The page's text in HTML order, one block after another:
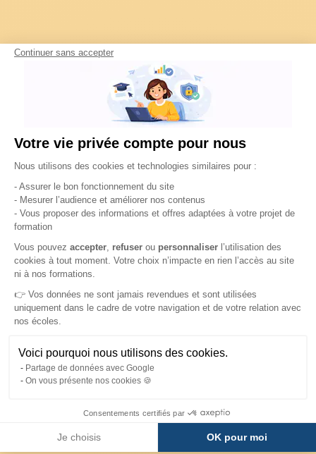
Continuer sans accepter
Votre vie privée compte pour nous
Plateforme de Gestion du Consentement :
Nous utilisons des cookies et technologies similaires pour :
- Assurer le bon fonctionnement du site
- Mesurer l’audience et améliorer nos contenus
- Vous proposer des informations et offres adaptées à votre projet de
formation
Vous pouvez accepter refuser ou personnaliser l’utilisation des
cookies à tout moment. Votre choix n’impacte en rien l’accès au site
ni à nos formations.
👉 Vos données ne sont jamais revendues et sont utilisées
uniquement dans le cadre de votre navigation et de votre relation avec
nos écoles.
Voici pourquoi nous utilisons des cookies.
Partage de données avec Google
On vous présente nos cookies 🍪
Consentements certifiés par
Je choisis OK pour moi
Axeptio consent